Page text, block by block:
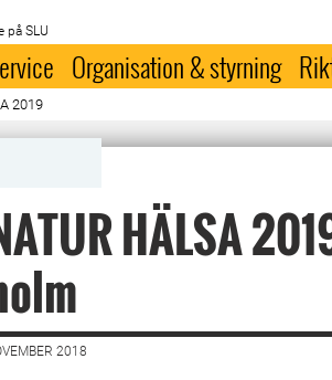
på SLU
Organisation & styrning
2019
HÄLSA
2018